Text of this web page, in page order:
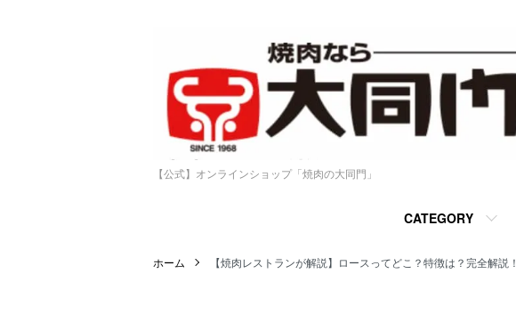
【公式】オンラインショップ「焼肉の大同門」
CATEGORY
ホーム 【焼肉レストランが解説】ロースってどこ？特徴は？完全解説！